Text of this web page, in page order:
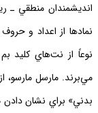
انديشمندان منطقي ـ
نمادها از اعداد و
نوعاً از نت‌هاي كليد
مي‌برند. مارسل
بدني» براي نشان دادن